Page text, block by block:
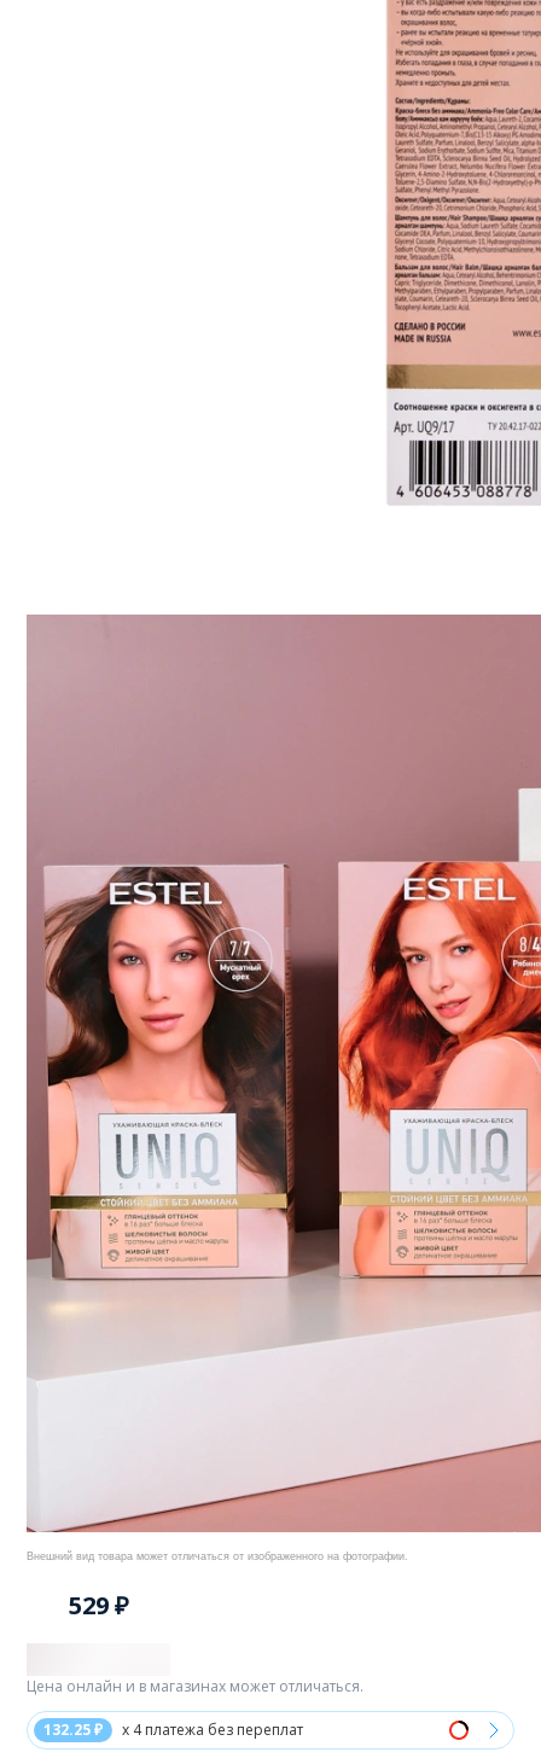
Внешний вид товара может отличаться от изображенного на фотографии.
529 ₽
132.25 ₽ x 4 платежа без переплат
Цена онлайн и в магазинах может отличаться.